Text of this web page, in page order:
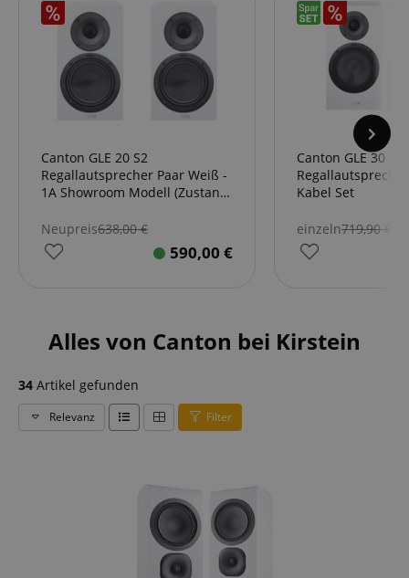
Canton GLE 20 S2
Regallautsprecher Paar Weiß -
1A Showroom Modell (Zustand:
Neupreis638,00€
590,00 €
Canton GLE 30 S2
Kabel Set
einzeln719,90€
Alles von Canton bei Kirstein
34 Artikel gefunden
Relevanz Filter